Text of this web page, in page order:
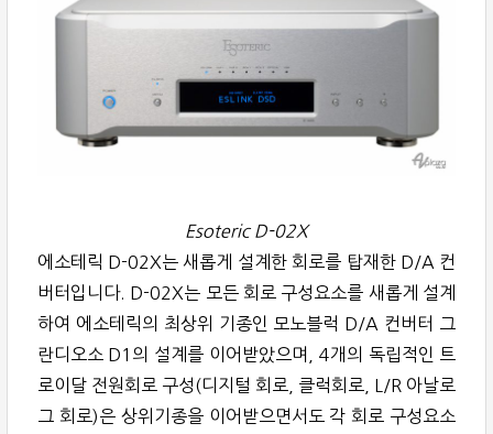
Esoteric D-02X
에소테릭 D-02X는 새롭게 설계한 회로를 탑재한 D/A 컨
버터입니다. D-02X는 모든 회로 구성요소를 새롭게 설계
하여 에소테릭의 최상위 기종인 모노블럭 D/A 컨버터 그
란디오소 D1의 설계를 이어받았으며, 4개의 독립적인 트
로이달 전원회로 구성(디지털 회로, 클럭회로, L/R 아날로
그 회로)은 상위기종을 이어받으면서도 각 회로 구성요소